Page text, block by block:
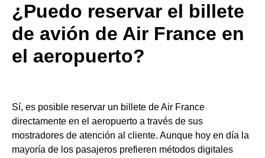
¿Puedo reservar el billete
de avión de Air France en
el aeropuerto?
Sí, es posible reservar un billete de Air France
directamente en el aeropuerto a través de sus
mostradores de atención al cliente. Aunque hoy en día la
mayoría de los pasajeros prefieren métodos digitales